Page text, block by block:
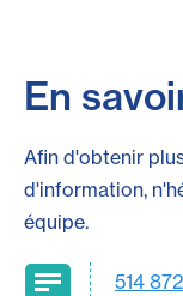
En
Afin d'obtenir
d'information,
équipe.
514